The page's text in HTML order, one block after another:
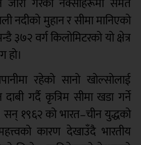
नदीको मुहान र सीमा मानिएको
वर्ग किलोमिटरको यो क्षेत्र
हो।
रहेको सानो खोल्सोलाई
गर्दै कृत्रिम सीमा खडा गर्ने
सन् १९६२ को भारत–चीन युद्धको
कारण देखाउँदै भारतीय